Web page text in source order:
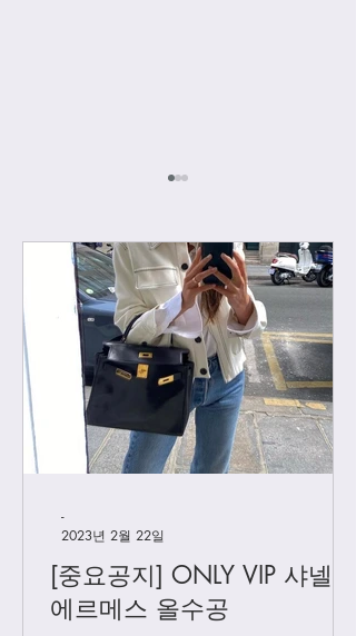
[우버급 샤넬] 맥시 플랩
백
[중요공지] ONLY VIP 샤넬 +
에르메스 올수공
-
2023년 2월 22일